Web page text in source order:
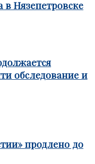
в Нязепетровске
обследование и
продлено до